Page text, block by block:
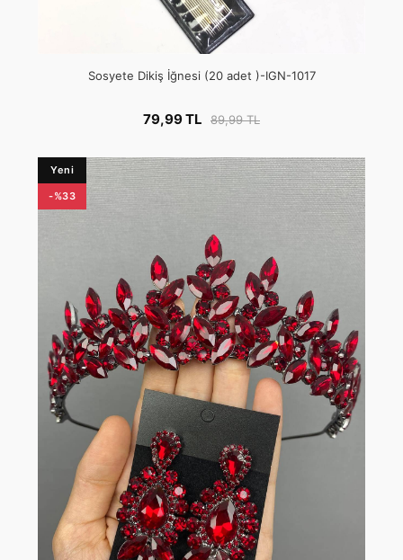
Sosyete Dikiş İğnesi (20 adet )-IGN-1017
79,99 TL 89,99 TL
Yeni
-%33